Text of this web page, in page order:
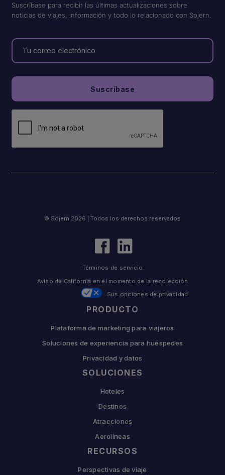
Suscríbase para recibir las últimas actualizaciones sobre
noticias de viajes, información y todo lo relacionado con Sojern.
PRODUCTO
Plataforma de marketing para viajeros
Soluciones de experiencia para huéspedes
Privacidad y datos
SOLUCIONES
Hoteles
Destinos
Atracciones
Aerolíneas
RECURSOS
Perspectivas de viaje
© Sojern 2026 | Todos los derechos reservados
Términos de servicio
Aviso de California en el momento de la recolección
Sus opciones de privacidad